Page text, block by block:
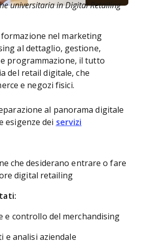
nel marketing
al dettaglio, gestione,
programmazione, il tutto
del retail digitale, che
e negozi fisici.
al panorama digitale
esigenze dei servizi
che desiderano entrare o fare
digital retailing
e controllo del merchandising
e analisi aziendale